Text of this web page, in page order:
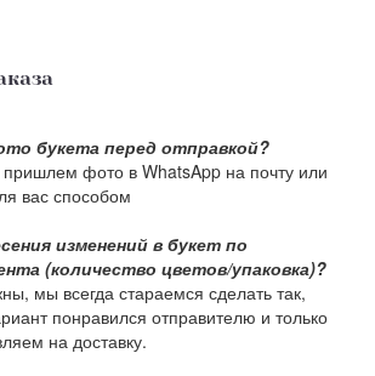
букета перед отправкой?
фото в WhatsApp на почту или
вас способом
изменений в букет по
(количество цветов/упаковка)?
мы всегда стараемся сделать так,
понравился отправителю и только
на доставку.